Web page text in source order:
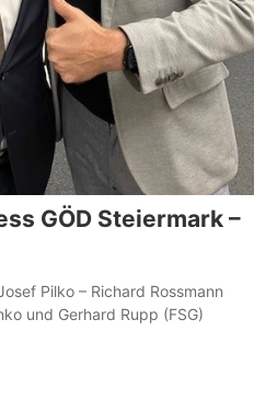
GÖD Steiermark –
Pilko – Richard Rossmann
und Gerhard Rupp (FSG)